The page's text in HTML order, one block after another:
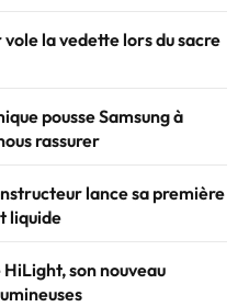
la vedette lors du sacre
pousse Samsung à
rassurer
lance sa première
liquide
son nouveau